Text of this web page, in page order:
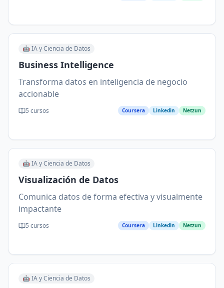
🤖 IA y Ciencia de Datos
Business Intelligence
Transforma datos en inteligencia de negocio
accionable
5 cursos Coursera Linkedin Netzun
🤖 IA y Ciencia de Datos
Visualización de Datos
Comunica datos de forma efectiva y visualmente
impactante
5 cursos Coursera Linkedin Netzun
🤖 IA y Ciencia de Datos